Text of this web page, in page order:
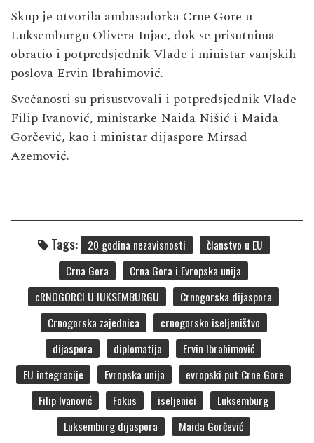
Skup je otvorila ambasadorka Crne Gore u
Luksemburgu Olivera Injac, dok se prisutnima
obratio i potpredsjednik Vlade i ministar vanjskih
poslova Ervin Ibrahimović.
Svečanosti su prisustvovali i potpredsjednik Vlade
Filip Ivanović, ministarke Naida Nišić i Maida
Gorčević, kao i ministar dijaspore Mirsad
Azemović.
Tags: 20 godina nezavisnosti
članstvo u EU
Crna Gora
Crna Gora i Evropska unija
cRNOGORCI U lUKSEMBURGU
Crnogorska dijaspora
Crnogorska zajednica
crnogorsko iseljeništvo
dijaspora
diplomatija
Ervin Ibrahimović
EU integracije
Evropska unija
evropski put Crne Gore
Filip Ivanović
Fokus iseljenici
Luksemburg
Luksemburg dijaspora
Maida Gorčević